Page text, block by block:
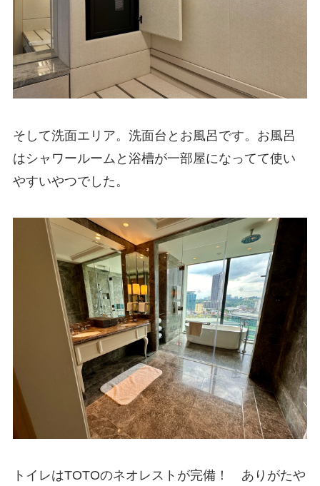
そして洗面エリア。洗面台とお風呂です。お風呂
はシャワールームと浴槽が一部屋になってて使い
やすいやつでした。
トイレはTOTOのネオレストが完備！ ありがたや